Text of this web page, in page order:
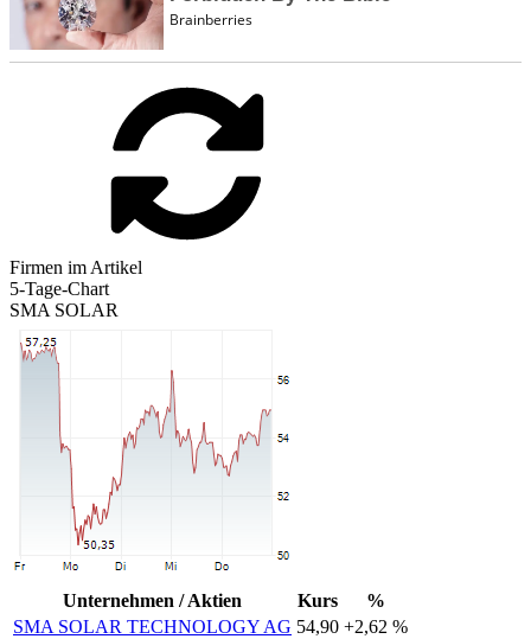
Firmen im Artikel
5-Tage-Chart
SMA SOLAR
Unternehmen / Aktien Kurs
%
SMA SOLAR TECHNOLOGY AG 54,90 +2,62 %